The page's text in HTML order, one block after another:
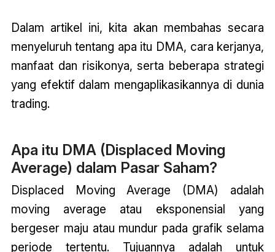
Dalam artikel ini, kita akan membahas secara
menyeluruh tentang apa itu DMA, cara kerjanya,
manfaat dan risikonya, serta beberapa strategi
yang efektif dalam mengaplikasikannya di dunia
trading.
Apa itu DMA (Displaced Moving
Average) dalam Pasar Saham?
Displaced Moving Average (DMA) adalah
moving average atau eksponensial yang
bergeser maju atau mundur pada grafik selama
periode tertentu. Tujuannya adalah untuk